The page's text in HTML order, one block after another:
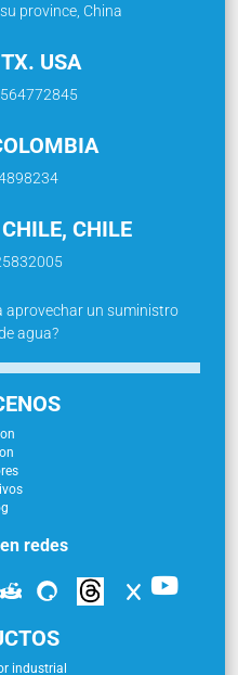
province, China
USA
CHILE
aprovechar un suministro
agua?
redes
industrial